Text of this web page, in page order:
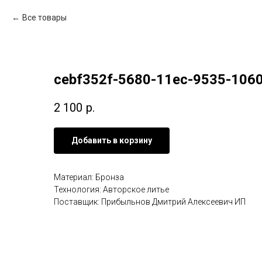
Все товары
cebf352f-5680-11ec-9535-
2 100 р.
Добавить в корзину
Материал: Бронза
Технология: Авторское литье
Поставщик: Прибыльнов Дмитрий Алексеевич ИП